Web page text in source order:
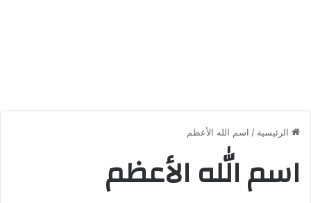
الرئيسية / اسم الله الأعظم
اسم الله الأعظم